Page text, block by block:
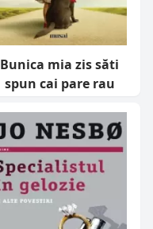
Bunica mia zis săti
spun cai pare rau